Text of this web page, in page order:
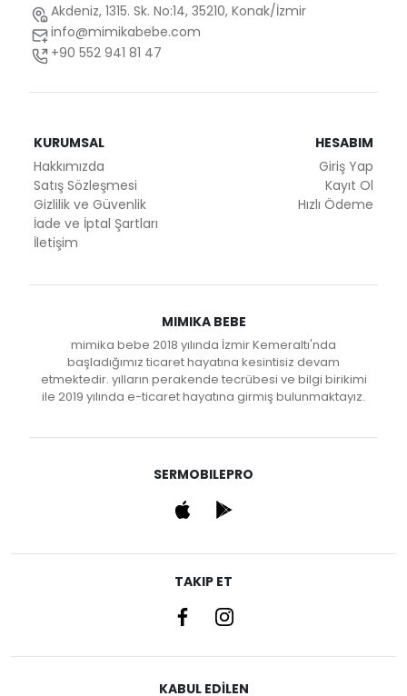
Akdeniz, 1315. Sk. No:14, 35210, Konak/İzmir
info@mimikabebe.com
+90 552 941 81 47
KURUMSAL
Hakkımızda
Satış Sözleşmesi
Gizlilik ve Güvenlik
İade ve İptal Şartları
İletişim
HESABIM
Giriş Yap
Kayıt Ol
Hızlı Ödeme
MIMIKA BEBE
mimika bebe 2018 yılında İzmir Kemeraltı'nda
başladığımız ticaret hayatına kesintisiz devam
etmektedir. yılların perakende tecrübesi ve bilgi birikimi
ile 2019 yılında e-ticaret hayatına girmiş bulunmaktayız.
SERMOBILEPRO
TAKIP ET
KABUL EDİLEN